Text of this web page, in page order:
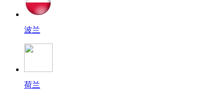
波兰
荷兰